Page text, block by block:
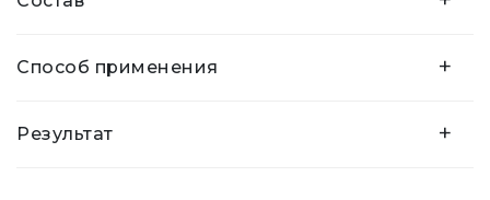
Способ применения +
Результат +